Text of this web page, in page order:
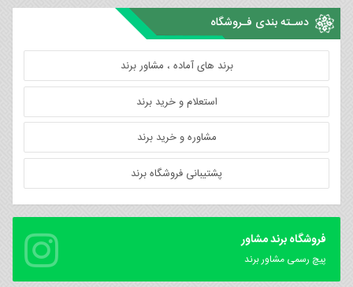
دسـته بندی فـروشگاه
برند های آماده ، مشاور برند
استعلام و خرید برند
مشاوره و خرید برند
پشتیبانی فروشگاه برند
فروشگاه برند مشاور
پیچ رسمی مشاور برند